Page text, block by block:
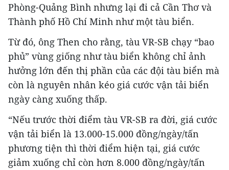
Phòng-Quảng Bình nhưng lại đi cả Cần Thơ và
Thành phố Hồ Chí Minh như một tàu biển.
Từ đó, ông Then cho rằng, tàu VR-SB chạy “bao
phủ” vùng giống như tàu biển không chỉ ảnh
hưởng lớn đến thị phần của các đội tàu biển mà
còn là nguyên nhân kéo giá cước vận tải biển
ngày càng xuống thấp.
“Nếu trước thời điểm tàu VR-SB ra đời, giá cước
vận tải biển là 13.000-15.000 đồng/ngày/tấn
phương tiện thì thời điểm hiện tại, giá cước
giảm xuống chỉ còn hơn 8.000 đồng/ngày/tấn